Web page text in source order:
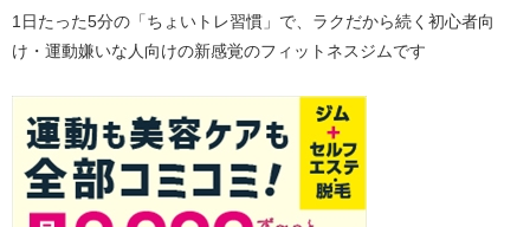
1日たった5分の「ちょいトレ習慣」で、ラクだから続く初心者向
け・運動嫌いな人向けの新感覚のフィットネスジムです